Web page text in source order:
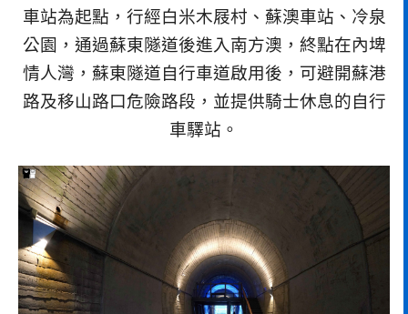
車站為起點，行經白米木屐村、蘇澳車站、冷泉
公園，通過蘇東隧道後進入南方澳，終點在內埤
情人灣，蘇東隧道自行車道啟用後，可避開蘇港
路及移山路口危險路段，並提供騎士休息的自行
車驛站。